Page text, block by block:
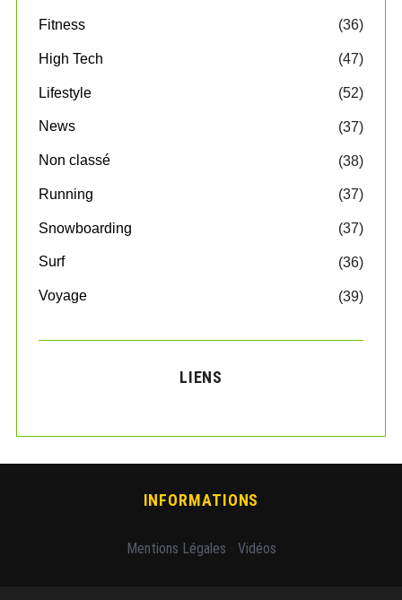
Fitness (36)
High Tech (47)
Lifestyle (52)
News (37)
Non classé (38)
Running (37)
Snowboarding (37)
Surf (36)
Voyage (39)
LIENS
INFORMATIONS
Mentions Légales Vidéos